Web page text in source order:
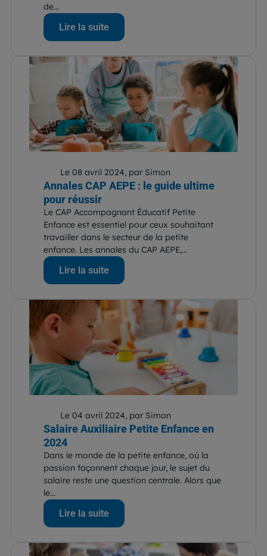
de...
Lire la suite
Le 08 avril 2024, par Simon
Annales CAP AEPE : le guide ultime
pour réussir
Le CAP Accompagnant Éducatif Petite
Enfance est essentiel pour ceux souhaitant
travailler dans le secteur de la petite
enfance. Les annales du CAP AEPE,...
Lire la suite
Le 04 avril 2024, par Simon
Salaire Auxiliaire Petite Enfance en
2024
Dans le monde de la petite enfance, où la
passion façonnent chaque jour, le sujet du
salaire reste une question centrale. Alors que
le...
Lire la suite